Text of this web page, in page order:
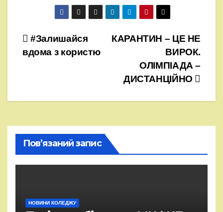
Навігація
записів
КАРАНТИН – ЦЕ НЕ
ВИРОК.
ОЛІМПІАДА –
ДИСТАНЦІЙНО
#Залишайся
вдома з користю
Пов’язаний запис
НОВИНИ КОЛЕДЖУ